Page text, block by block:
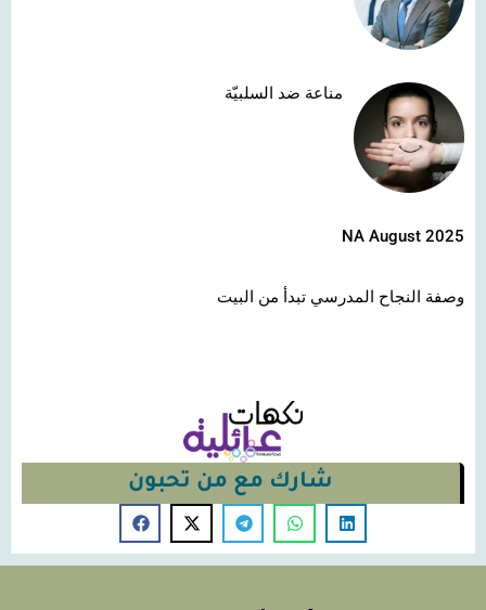
مناعة ضد السلبيّة
NA August 2025
وصفة النجاح المدرسي تبدأ من البيت
شارك مع من تحبون